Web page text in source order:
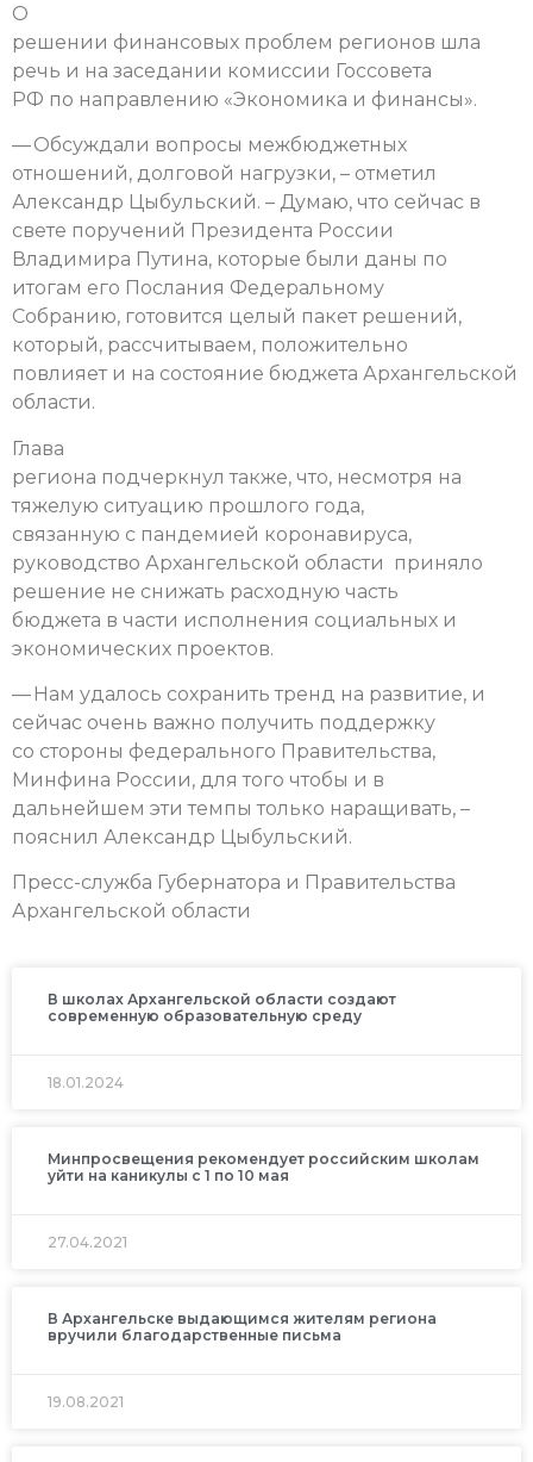
О
решении финансовых проблем регионов шла
речь и на заседании комиссии Госсовета
РФ по направлению «Экономика и финансы».
— Обсуждали вопросы межбюджетных
отношений, долговой нагрузки, – отметил
Александр Цыбульский. – Думаю, что сейчас в
свете поручений Президента России
Владимира Путина, которые были даны по
итогам его Послания Федеральному
Собранию, готовится целый пакет решений,
который, рассчитываем, положительно
повлияет и на состояние бюджета Архангельской
области.
Глава
региона подчеркнул также, что, несмотря на
тяжелую ситуацию прошлого года,
связанную с пандемией коронавируса,
руководство Архангельской области приняло
решение не снижать расходную часть
бюджета в части исполнения социальных и
экономических проектов.
— Нам удалось сохранить тренд на развитие, и
сейчас очень важно получить поддержку
со стороны федерального Правительства,
Минфина России, для того чтобы и в
дальнейшем эти темпы только наращивать, –
пояснил Александр Цыбульский.
Пресс-служба Губернатора и Правительства
Архангельской области
В школах Архангельской области создают
современную образовательную среду
18.01.2024
Минпросвещения рекомендует российским школам
уйти на каникулы с 1 по 10 мая
27.04.2021
В Архангельске выдающимся жителям региона
вручили благодарственные письма
19.08.2021